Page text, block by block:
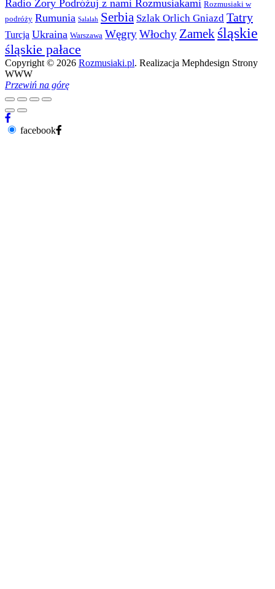
Radio Żory Podróżuj z nami Rozmusiakami Rozmusiaki w
podróży Rumunia Salalah Serbia Szlak Orlich Gniazd Tatry
Turcja Ukraina Warszawa WęgryWłochy Zamek śląskie
śląskie pałace
Copyright © 2026 Rozmusiaki.pl. Realizacja Mephdesign Strony
WWW
Przewiń na górę
facebook